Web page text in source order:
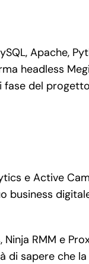
Apache,
headless
fase del
e Active
business
RMM e
di sapere che